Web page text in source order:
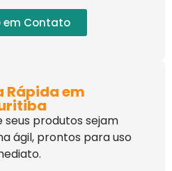
em Contato
Rápida em
seus produtos sejam
ágil, prontos para uso